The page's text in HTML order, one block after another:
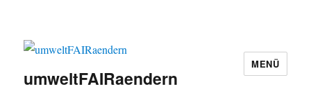
umweltFAIRaendern
MENÜ